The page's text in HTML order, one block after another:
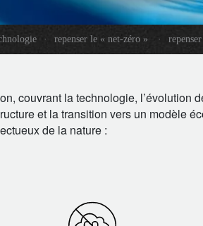
· repenser le « net-zéro » ·
couvrant la technologie, l’évolution
et la transition vers un modèle
de la nature :